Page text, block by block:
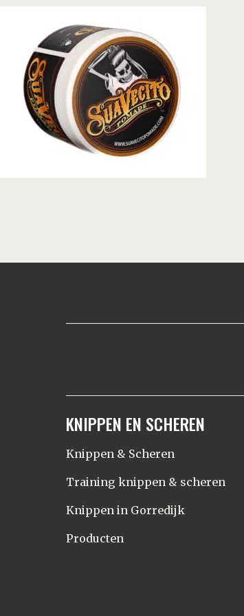
KNIPPEN EN SCHEREN
Knippen & Scheren
Training knippen & scheren
Knippen in Gorredijk
Producten